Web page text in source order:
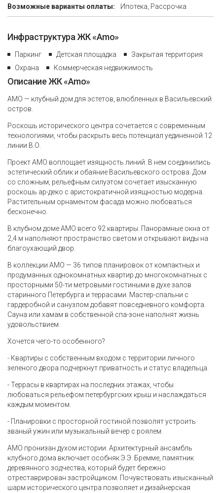
Возможные варианты оплаты:
Ипотека, Рассрочка
Инфраструктура ЖК «Amo»
Паркинг Детская площадка
Закрытая территория
Охрана
Коммерческая недвижимость
Описание ЖК «Amo»
АMO — клубный дом для эстетов, влюбленных в Васильевский
остров.
Роскошь исторического центра сочетается с современным
технологиями, чтобы раскрыть весь потенциал уединенной 12
линии В.О.
Проект AMO воплощает изящность линий. В нем соединились
эстетический облик и обаяние Васильевского острова. Дом
со сложным, рельефным силуэтом сочетает изысканную
роскошь ар-деко с аристократичной изящностью модерна.
Растительным орнаментом фасада можно любоваться
бесконечно.
В клубном доме AMO всего 92 квартиры. Панорамные окна от
2,4 м наполняют пространство светом и открывают виды на
благоухающий двор.
В коллекции AMO — 36 типов планировок от компактных и
продуманных однокомнатных квартир до многокомнатных с
просторными 50-ти метровыми гостиными в духе залов
старинного Петербурга и террасами. Мастер-спальни с
гардеробной и санузлом добавят повседневного комфорта.
Сауна или хамам в собственной спа-зоне наполнят жизнь
удовольствием.
Хочется чего-то особенного?
- Квартиры с собственным входом с территории личного
зеленого двора подчеркнут приватность и статус владельца.
- Террасы в квартирах на последних этажах, чтобы
любоваться рельефом петербургских крыш и наслаждаться
каждым моментом.
- Планировки с просторной гостиной позволят устроить
званый ужин или музыкальный вечер с роялем.
AMO пронизан духом истории. Архитектурный ансамбль
клубного дома включает особняк Э.Э. Бремме, памятник
деревянного зодчества, который будет бережно
отреставрирован застройщиком. Почувствовать изысканный
шарм исторического центра позволяет и дизайнерская